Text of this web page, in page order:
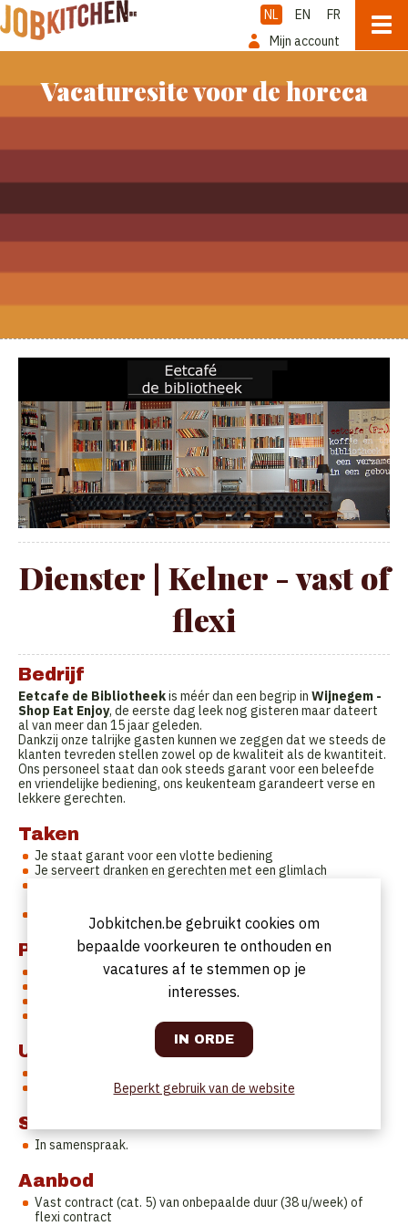
NL EN
FR
Mijn account
Vacaturesite voor de horeca
Dienster | Kelner - vast of
flexi
Bedrijf
Eetcafe de Bibliotheekis méér dan een begrip in Wijnegem -
Shop Eat Enjoy, de eerste dag leek nog gisteren maar dateert
al van meer dan 15 jaar geleden.
Dankzij onze talrijke gasten kunnen we zeggen dat we steeds de
klanten tevreden stellen zowel op de kwaliteit als de kwantiteit.
Ons personeel staat dan ook steeds garant voor een beleefde
en vriendelijke bediening, ons keukenteam garandeert verse en
lekkere gerechten.
Taken
Je staat garant voor een vlotte bediening
Je serveert dranken en gerechten met een glimlach
Je draagt je steentje bij tot een grote klantentevredenheid
Profiel
Verzorgd voorkomen
Minstens 5 jaar ervaring
Uurrooster
Zondag en feestdagen vrij
Startdatum
In samenspraak.
Aanbod
Vast contract (cat. 5) van onbepaalde duur (38 u/week) of
flexi contract
Jobkitchen.be gebruikt cookies om
bepaalde voorkeuren te onthouden en
vacatures af te stemmen op je
interesses.
Beperkt gebruik van de website